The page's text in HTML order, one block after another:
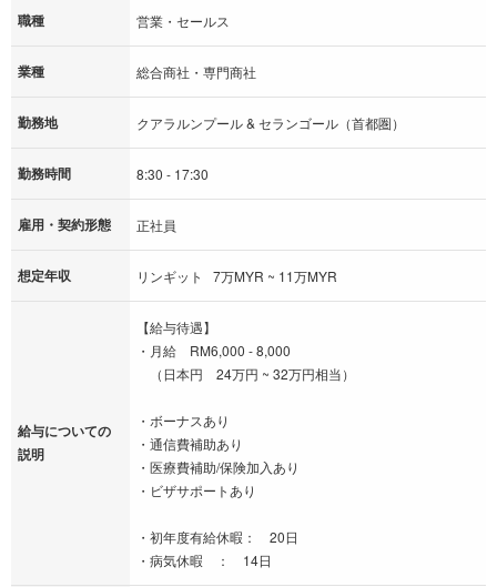
職種 営業・セールス
業種 総合商社・専門商社
勤務地 クアラルンプール & セランゴール（首都圏）
勤務時間 8:30 - 17:30
雇用・契約形態 正社員
想定年収 リンギット 7万MYR ~ 11万MYR
給与についての
説明
【給与待遇】
・月給 RM6,000 - 8,000
（日本円 24万円 ~ 32万円相当）
・ボーナスあり
・通信費補助あり
・医療費補助/保険加入あり
・ビザサポートあり
・初年度有給休暇： 20日
・病気休暇 ： 14日